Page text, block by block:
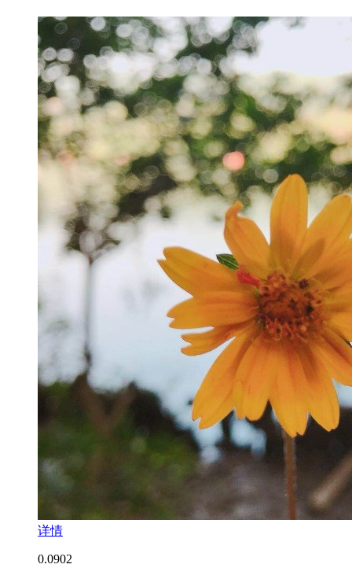
详情
0.0902